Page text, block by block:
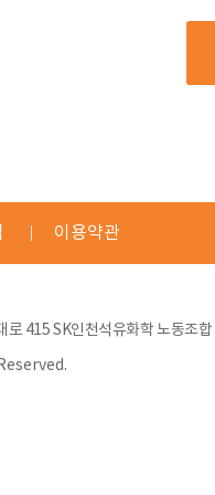
이용약관
로 415 SK인천석유화학 노동조합